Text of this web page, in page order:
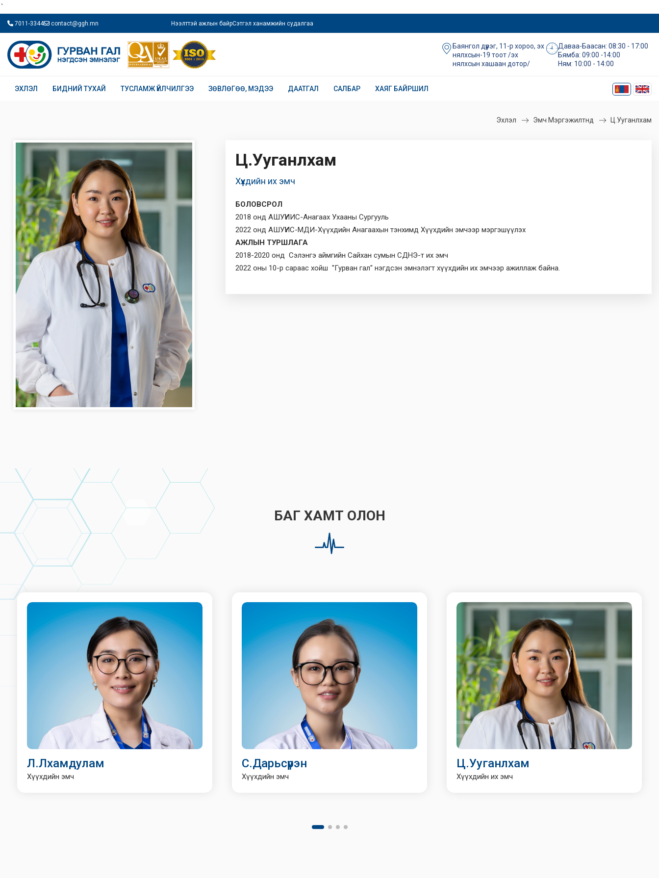
`
7011-3344 contact@ggh.mn Нээлттэй ажлын байрСэтгэл ханамжийн судалгаа
Баянгол дүүрэг, 11-р хороо, эх
нялхсын-19 тоот /эх
нялхсын хашаан дотор/
Даваа-Баасан: 08:30 - 17:00
Бямба: 09:00 -14:00
Ням: 10:00 - 14:00
ЭХЛЭЛ БИДНИЙ ТУХАЙ ТУСЛАМЖ ҮЙЛЧИЛГЭЭ ЗӨВЛӨГӨӨ, МЭДЭЭ ДААТГАЛ САЛБАР ХАЯГ БАЙРШИЛ
Эхлэл Эмч Мэргэжилтнүүд Ц.Ууганлхам
Ц.Ууганлхам
Хүүхдийн их эмч
БОЛОВСРОЛ
2018 онд АШУҮИИС-Анагаах Ухааны Сургууль
2022 онд АШУҮИС-МДИ-Хүүхдийн Анагаахын тэнхимд Хүүхдийн эмчээр мэргэшүүлэх
АЖЛЫН ТУРШЛАГА
2018-2020 онд Сэлэнгэ аймгийн Сайхан сумын СДНЭ-т их эмч
2022 оны 10-р сараас хойш ''Гурван гал'' нэгдсэн эмнэлэгт хүүхдийн их эмчээр ажиллаж байна.
БАГ ХАМТ ОЛОН
Л.Лхамдулам
Хүүхдийн эмч
С.Дарьсүрэн
Хүүхдийн эмч
Ц.Ууганлхам
Хүүхдийн их эмч